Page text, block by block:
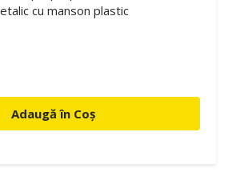
cu manson plastic
Adaugă în Coș